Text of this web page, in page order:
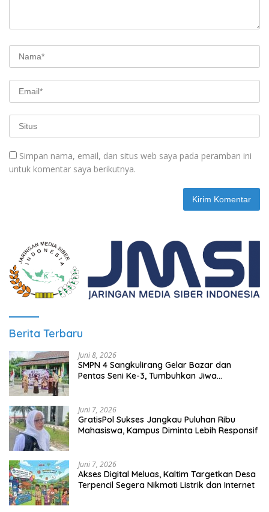
Simpan nama, email, dan situs web saya pada peramban ini
untuk komentar saya berikutnya.
Berita Terbaru
Juni 8, 2026
SMPN 4 Sangkulirang Gelar Bazar dan
Pentas Seni Ke-3, Tumbuhkan Jiwa
Juni 7, 2026
GratisPol Sukses Jangkau Puluhan Ribu
Mahasiswa, Kampus Diminta Lebih Responsif
Juni 7, 2026
Akses Digital Meluas, Kaltim Targetkan Desa
Terpencil Segera Nikmati Listrik dan Internet